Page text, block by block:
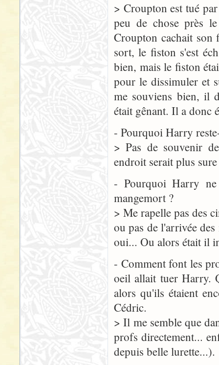
> Croupton est tué
peu de chose près
Croupton cachait son
sort, le fiston s'est
bien, mais le fiston
pour le dissimuler et
me souviens bien, il
était gênant. Il a donc
- Pourquoi Harry
> Pas de souvenir
endroit serait plus
- Pourquoi Harry
mangemort ?
> Me rapelle pas des
ou pas de l'arrivée
oui... Ou alors était il
- Comment font les
oeil allait tuer Harry.
alors qu'ils étaient
Cédric.
> Il me semble que
profs directement...
depuis belle lurette...).